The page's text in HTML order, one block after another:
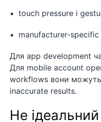
touch pressure і
manufacturer-
Для app development
Для mobile account
workflows вони
inaccurate results.
Не